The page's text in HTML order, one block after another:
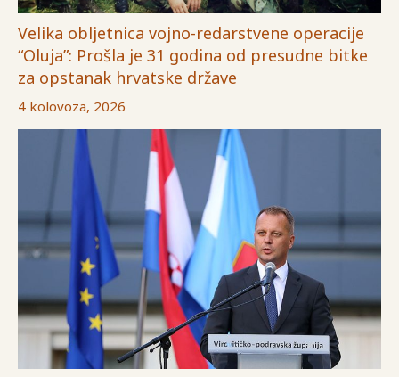
Velika obljetnica vojno-redarstvene operacije
“Oluja”: Prošla je 31 godina od presudne bitke
za opstanak hrvatske države
4 kolovoza, 2026